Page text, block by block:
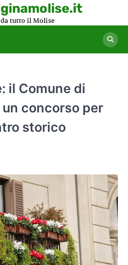
tutto il Molise
il Comune di
concorso per
storico